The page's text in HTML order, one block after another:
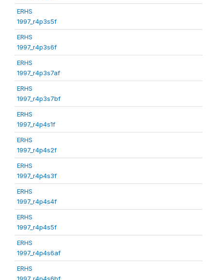
ERHS
1997_r4p3s5f
ERHS
1997_r4p3s6f
ERHS
1997_r4p3s7af
ERHS
1997_r4p3s7bf
ERHS
1997_r4p4s1f
ERHS
1997_r4p4s2f
ERHS
1997_r4p4s3f
ERHS
1997_r4p4s4f
ERHS
1997_r4p4s5f
ERHS
1997_r4p4s6af
ERHS
1997_r4p4s6bf